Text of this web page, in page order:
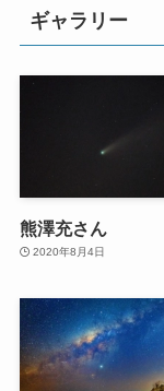
ギャラリー
熊澤充さん
2020年8月4日